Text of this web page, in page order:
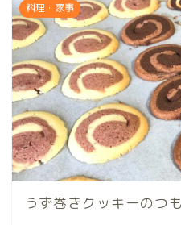
料理・家事
うず巻きクッキーのつ